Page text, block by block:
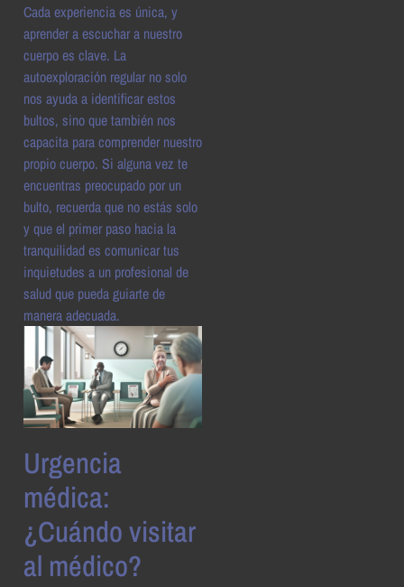
Cada experiencia es única, y
aprender a escuchar a nuestro
cuerpo es clave. La
autoexploración regular no solo
nos ayuda a identificar estos
bultos, sino que también nos
capacita para comprender nuestro
propio cuerpo. Si alguna vez te
encuentras preocupado por un
bulto, recuerda que no estás solo
y que el primer paso hacia la
tranquilidad es comunicar tus
inquietudes a un profesional de
salud que pueda guiarte de
manera adecuada.
Urgencia
médica:
¿Cuándo visitar
al médico?